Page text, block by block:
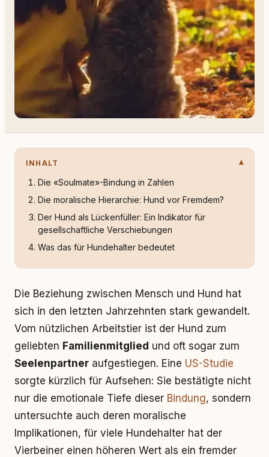
INHALT
Die «Soulmate»-Bindung in Zahlen
Die moralische Hierarchie: Hund vor Fremdem?
Der Hund als Lückenfüller: Ein Indikator für
gesellschaftliche Verschiebungen
Was das für Hundehalter bedeutet
Die Beziehung zwischen Mensch und Hund hat
sich in den letzten Jahrzehnten stark gewandelt.
Vom nützlichen Arbeitstier ist der Hund zum
geliebten Familienmitglied und oft sogar zum
Seelenpartner aufgestiegen. Eine US-Studie
sorgte kürzlich für Aufsehen: Sie bestätigte nicht
nur die emotionale Tiefe dieser Bindung, sondern
untersuchte auch deren moralische
Implikationen, für viele Hundehalter hat der
Vierbeiner einen höheren Wert als ein fremder